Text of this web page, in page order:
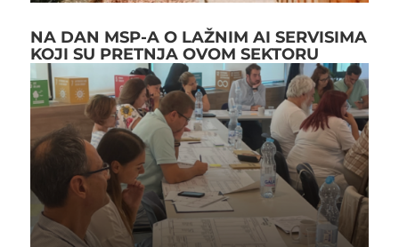
NA DAN MSP-A O LAŽNIM AI SERVISIMA
KOJI SU PRETNJA OVOM SEKTORU